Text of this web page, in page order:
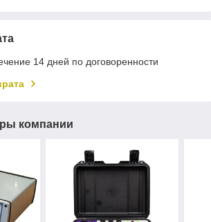
14 дней по договоренности
компании